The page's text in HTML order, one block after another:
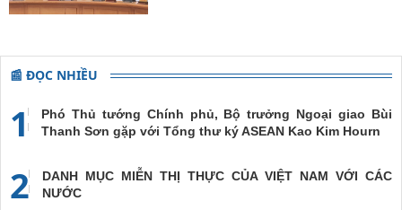
📰 ĐỌC NHIỀU
1
Phó Thủ tướng Chính phủ, Bộ trưởng Ngoại giao Bùi
Thanh Sơn gặp với Tổng thư ký ASEAN Kao Kim Hourn
2
DANH MỤC MIỄN THỊ THỰC CỦA VIỆT NAM VỚI CÁC
NƯỚC